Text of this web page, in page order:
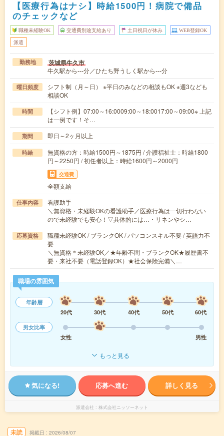
【医療行為はナシ】時給1500円！病院で備品
のチェックなど
職種未経験OK 交通費別途支給あり 土日祝日が休み WEB登録OK
派遣
勤務地 茨城県牛久市
牛久駅から---分／ひたち野うしく駅から---分
曜日頻度
シフト制（月～日） ※平日のみなどの相談もOK ※週3なども
相談OK
時間
【シフト例】07:00～16:0009:00～18:0017:00～09:00※ 上記
は一例です！そ…
期間 即日～2ヶ月以上
時給
無資格の方：時給1500円～1875円 / 介護福祉士：時給1800
円～2250円 / 初任者以上：時給1600円～2000円
交通費
全額支給
仕事内容
看護助手
＼無資格・未経験OKの看護助手／医療行為は一切行わない
ので未経験でも安心！▽具体的には…・リネンやシ…
応募資格
職種未経験OK / ブランクOK / パソコンスキル不要 / 英語力不
要
＼無資格＊未経験OK／★年齢不問・ブランクOK★履歴書不
要・来社不要（電話登録OK）★社会保険完備＼…
職場の雰囲気
年齢層
20代
30代 40代 50代
60代
男女比率
女性
男性
もっと見る
気になる! 応募へ進む 詳しく見る
派遣会社 株式会社ニッソーネット
未読 掲載日 2026/08/07